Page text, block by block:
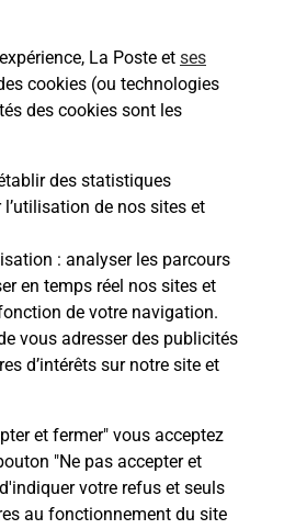
La Poste et ses
cookies (ou technologies
des cookies sont les
des statistiques
de nos sites et
: analyser les parcours
en temps réel nos sites et
de votre navigation.
vous adresser des publicités
d’intérêts sur notre site et
et fermer" vous acceptez
"Ne pas accepter et
votre refus et seuls
au fonctionnement du site
ou reconditionné
pas cher proche
notre offre de
dans vos bureaux de
!
posées